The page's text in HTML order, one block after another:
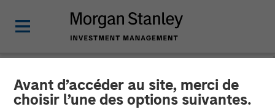
Avant d’accéder au site, merci de
choisir l’une des options suivantes.
NEWSROOM